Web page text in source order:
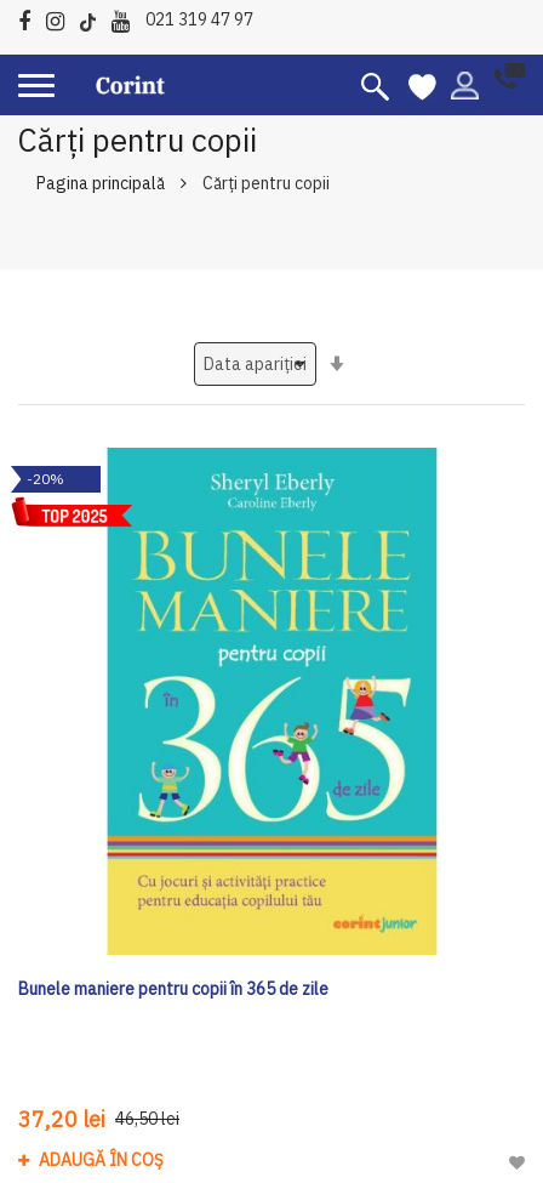
021 319 47 97
Cărți pentru copii
Pagina principală Cărți pentru copii
-20%
Bunele maniere pentru copii în 365 de zile
37,20 lei 46,50 lei
ADAUGĂ ÎN COȘ